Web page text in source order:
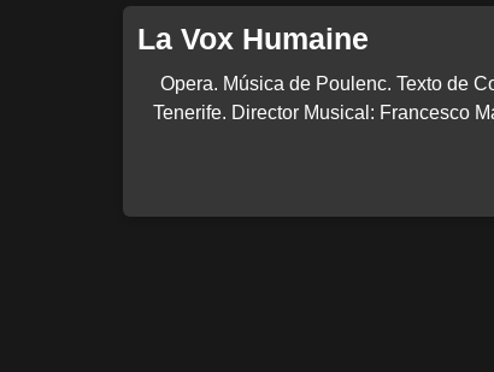
La Vox Humaine
Opera. Música de Poulenc. Texto de
Tenerife. Director Musical: Francesco